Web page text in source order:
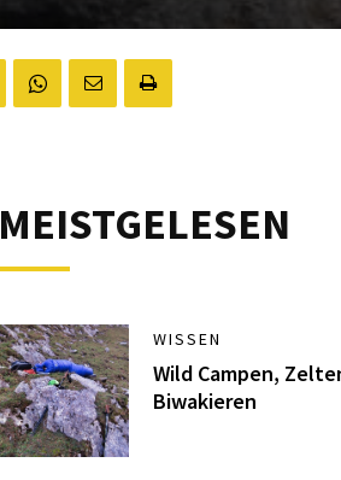
MEISTGELESEN
WISSEN
Wild Campen,
Biwakieren